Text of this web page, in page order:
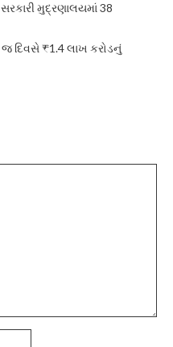
મુદ્રણાલયમાં 38
દિવસે ₹1.4 લાખ કરોડનું